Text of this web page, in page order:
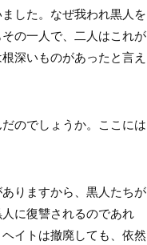
した。なぜ我われ黒人を
の一人で、二人はこれが
深いものがあったと言え
のでしょうか。ここには
りますから、黒人たちが
に復讐されるのであれ
イトは撤廃しても、依然